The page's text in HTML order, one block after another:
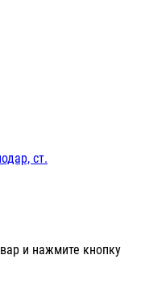
ст.
и нажмите кнопку